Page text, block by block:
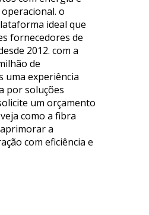
o
ideal que
fornecedores de
2012. com a
de
uma experiência
por soluções
um orçamento
como a fibra
a
com eficiência e